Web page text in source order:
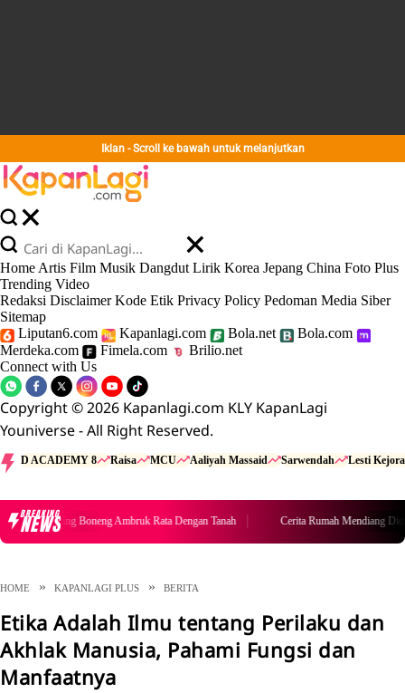
Iklan - Scroll ke bawah untuk melanjutkan
Home Artis Film Musik Dangdut Lirik Korea Jepang China Foto Plus
Trending Video
Redaksi Disclaimer Kode Etik Privacy Policy Pedoman Media Siber
Sitemap
Liputan6.com
Kapanlagi.com Bola.net
Bola.com
Merdeka.com
Fimela.com
Brilio.net
Connect with Us
Copyright © 2026 Kapanlagi.com KLY KapanLagi
Youniverse - All Right Reserved.
D ACADEMY 8 Raisa MCU Aaliyah Massaid Sarwendah Lesti Kejora
BREAKING
NEWS Cerita Rumah Mendiang Diding Boneng Ambruk Rata Dengan Tanah
HOME KAPANLAGI PLUS BERITA
Etika Adalah Ilmu tentang Perilaku dan
Akhlak Manusia, Pahami Fungsi dan
Manfaatnya